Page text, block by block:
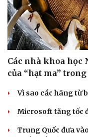
Các nhà khoa học
của “hạt ma”
Vì sao các hãng từ
Microsoft tăng tốc
Trung Quốc đưa